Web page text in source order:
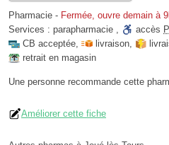
Pharmacie - Fermée, ouvre demain à
Services : parapharmacie , accès
CB acceptée, livraison,
retrait en magasin
Une personne recommande cette
Améliorer cette fiche